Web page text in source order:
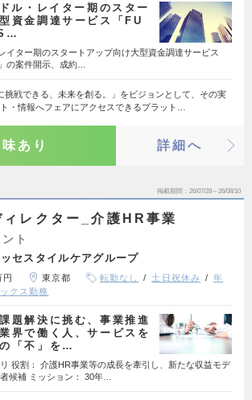
ル・レイター期のスター
資金調達サービス「FU
イター期のスタートアップ向け大型資金調達サービス
の案件開示、成約…
挑戦できる、未来を創る。」をビジョンとして、その実
・情報へフェアにアクセスできるプラット…
あり 詳細へ
掲載期間 26/07/28～26/08/10
ィレクター_介護HR事業
ト
セスタイルケアグループ
東京都 転勤なし 土日祝休み
年
クス勤務
題解決に挑む、事業推進
界で働く人、サービスを
「不」を…
役割： 介護HR事業等の成長を牽引し、新たな収益モデ
候補 ミッション： 30年…